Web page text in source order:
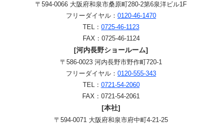
〒594-0066 大阪府和泉市桑原町280-2第6泉洋ビル1F
フリーダイヤル： 0120-46-1470
TEL： 0725-46-1123
FAX：0725-46-1124
[河内長野ショールーム]
〒586-0023 河内長野市野作町720-1
フリーダイヤル： 0120-555-343
TEL： 0721-54-2060
FAX：0721-54-2061
[本社]
〒594-0071 大阪府和泉市府中町4-21-25